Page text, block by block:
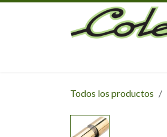
Ir al contenido
Todos los productos